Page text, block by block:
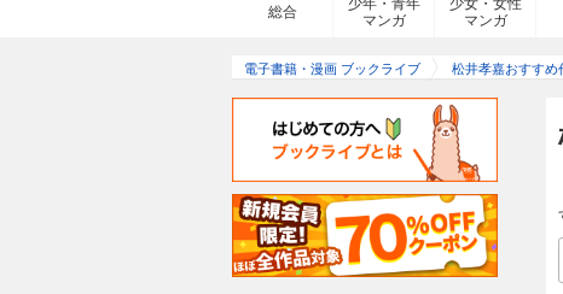
総合
マンガ
マンガ
電子書籍・漫画 ブックライブ 松井孝嘉おすすめ